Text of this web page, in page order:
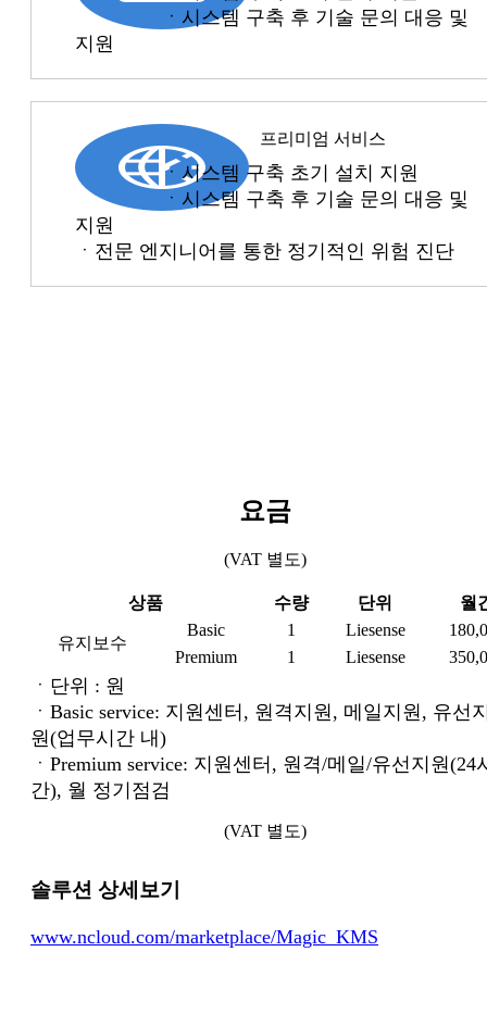
ㆍ시스템 구축 후 기술 문의 대응 및
지원
프리미엄 서비스
ㆍ시스템 구축 초기 설치 지원
ㆍ시스템 구축 후 기술 문의 대응 및
지원
ㆍ전문 엔지니어를 통한 정기적인 위험 진단
요금
(VAT 별도)
상품 수량 단위 월
유지보수
Basic 1 Liesense
Premium
1 Liesense
ㆍ단위 : 원
ㆍBasic service: 지원센터, 원격지원, 메일지원, 유선
원(업무시간 내)
ㆍPremium service: 지원센터, 원격/메일/유선지원(24
간), 월 정기점검
(VAT 별도)
솔루션 상세보기
www.ncloud.com/marketplace/Magic_KMS